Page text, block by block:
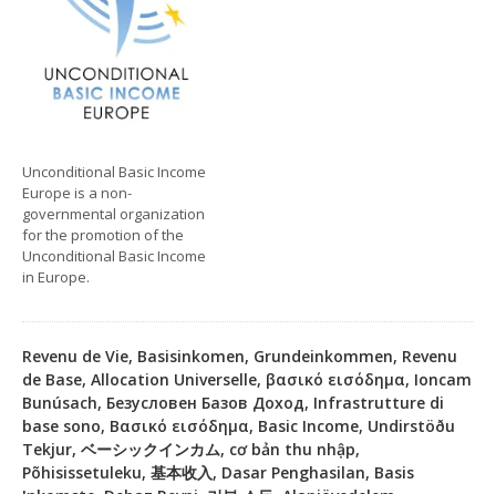
Unconditional Basic Income
Europe is a non-
governmental organization
for the promotion of the
Unconditional Basic Income
in Europe.
Revenu de Vie, Basisinkomen, Grundeinkommen, Revenu
de Base, Allocation Universelle, βασικό εισόδημα, Ioncam
Bunúsach, Безусловен Базов Доход, Infrastrutture di
base sono, Βασικό εισόδημα, Basic Income, Undirstöðu
Tekjur, ベーシックインカム, cơ bản thu nhập,
Põhisissetuleku, 基本收入, Dasar Penghasilan, Basis